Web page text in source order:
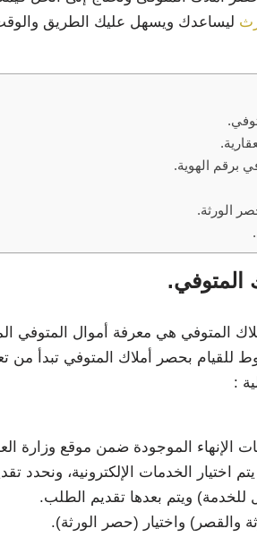
ليساعدك ويسهل عليك الطريق
برقم الهوية.
الورثة.
المتوفي هي معرفة أموال
بحصر أملاك المتوفي تبدأ من
:
الإنهاء الموجودة ضمن موقع وزارة
اختيار الخدمات الإلكترونية، ونحدد
للخدمة) ويتم بعدها تقديم الطلب.
والقصر) واختيار (حصر الورثة).